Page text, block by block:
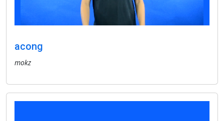
acong
mokz